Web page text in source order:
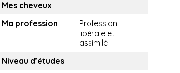
Mes cheveux
Ma profession
Profession
libérale et
assimilé
Niveau d’études